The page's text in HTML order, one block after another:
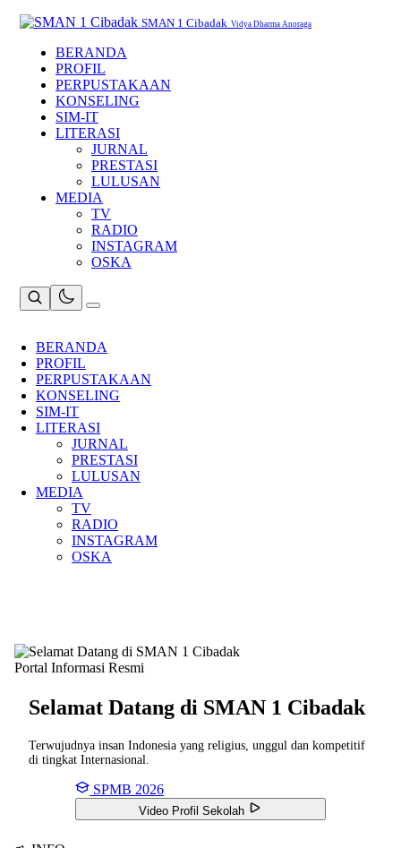
SMAN 1 Cibadak Vidya Dharma Anoraga
BERANDA
PROFIL
PERPUSTAKAAN
KONSELING
SIM-IT
LITERASI
JURNAL
PRESTASI
LULUSAN
MEDIA
TV
RADIO
INSTAGRAM
OSKA
BERANDA
PROFIL
PERPUSTAKAAN
KONSELING
SIM-IT
LITERASI
JURNAL
PRESTASI
LULUSAN
MEDIA
TV
RADIO
INSTAGRAM
OSKA
Portal Informasi Resmi
Selamat Datang di SMAN 1 Cibadak
Terwujudnya insan Indonesia yang religius, unggul dan kompetitif
di tingkat Internasional.
SPMB 2026
Video Profil Sekolah